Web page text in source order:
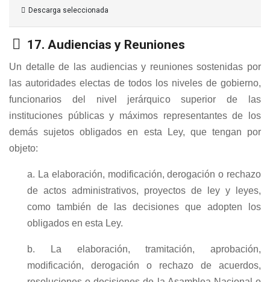
Descarga seleccionada
Carpeta
17. Audiencias y Reuniones
Un detalle de las audiencias y reuniones sostenidas por
las autoridades electas de todos los niveles de gobierno,
funcionarios del nivel jerárquico superior de las
instituciones públicas y máximos representantes de los
demás sujetos obligados en esta Ley, que tengan por
objeto:
a. La elaboración, modificación, derogación o rechazo
de actos administrativos, proyectos de ley y leyes,
como también de las decisiones que adopten los
obligados en esta Ley.
b. La elaboración, tramitación, aprobación,
modificación, derogación o rechazo de acuerdos,